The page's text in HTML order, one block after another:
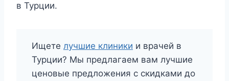
в Турции.
Ищете лучшие клиники и врачей в
Турции? Мы предлагаем вам лучшие
ценовые предложения с скидками до